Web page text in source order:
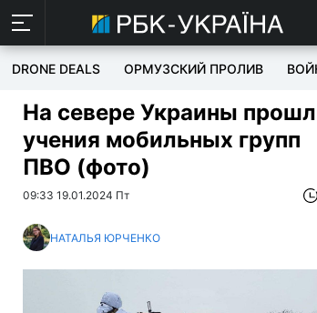
DRONE DEALS ОРМУЗСКИЙ ПРОЛИВ
На севере Украины
учения мобильных групп
ПВО (фото)
09:33 19.01.2024 Пт
НАТАЛЬЯ ЮРЧЕНКО